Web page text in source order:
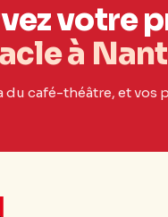
votre
à
du café-théâtre, et vos